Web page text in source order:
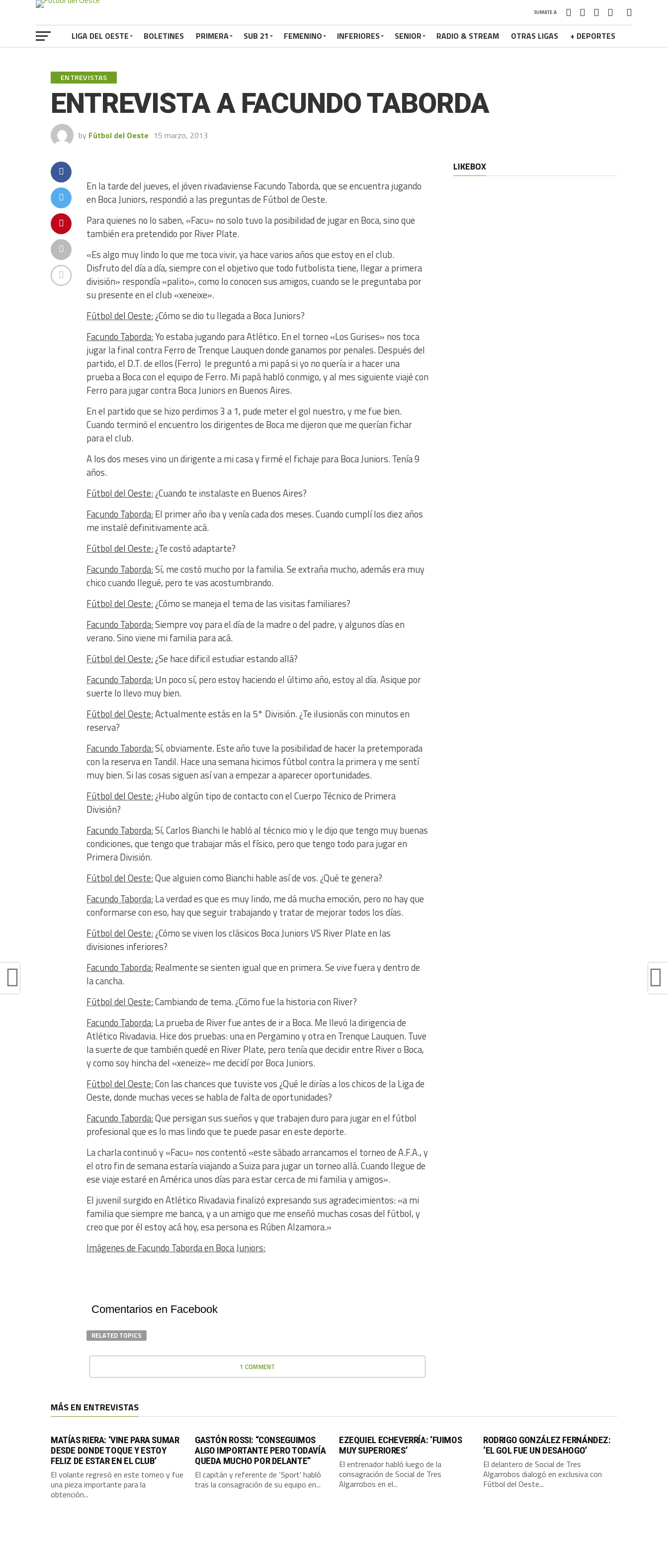
SUMATE A
LIGA DEL OESTE BOLETINES PRIMERA SUB 21 FEMENINO INFERIORES SENIOR RADIO & STREAM OTRAS LIGAS + DEPORTES
ENTREVISTAS
ENTREVISTA A FACUNDO TABORDA
by Fútbol del Oeste 15 marzo, 2013
En la tarde del jueves, el jóven rivadaviense Facundo Taborda, que se encuentra jugando
en Boca Juniors, respondió a las preguntas de Fútbol de Oeste.
Para quienes no lo saben, «Facu» no solo tuvo la posibilidad de jugar en Boca, sino que
también era pretendido por River Plate.
«Es algo muy lindo lo que me toca vivir, ya hace varios años que estoy en el club.
Disfruto del día a día, siempre con el objetivo que todo futbolista tiene, llegar a primera
división» respondía «palito», como lo conocen sus amigos, cuando se le preguntaba por
su presente en el club «xeneixe».
Fútbol del Oeste:¿Cómo se dio tu llegada a Boca Juniors?
Facundo Taborda:Yo estaba jugando para Atlético. En el torneo «Los Gurises» nos toca
jugar la final contra Ferro de Trenque Lauquen donde ganamos por penales. Después del
partido, el D.T. de ellos (Ferro) le preguntó a mi papá si yo no quería ir a hacer una
prueba a Boca con el equipo de Ferro. Mi papá habló conmigo, y al mes siguiente viajé con
Ferro para jugar contra Boca Juniors en Buenos Aires.
En el partido que se hizo perdimos 3 a 1, pude meter el gol nuestro, y me fue bien.
Cuando terminó el encuentro los dirigentes de Boca me dijeron que me querían fichar
para el club.
A los dos meses vino un dirigente a mi casa y firmé el fichaje para Boca Juniors. Tenía 9
años.
Fútbol del Oeste:¿Cuando te instalaste en Buenos Aires?
Facundo Taborda:El primer año iba y venía cada dos meses. Cuando cumplí los diez años
me instalé definitivamente acá.
Fútbol del Oeste:¿Te costó adaptarte?
Facundo Taborda:Sí, me costó mucho por la familia. Se extraña mucho, además era muy
chico cuando llegué, pero te vas acostumbrando.
Fútbol del Oeste:¿Cómo se maneja el tema de las visitas familiares?
Facundo Taborda:Siempre voy para el día de la madre o del padre, y algunos días en
verano. Sino viene mi familia para acá.
Fútbol del Oeste:¿Se hace dificil estudiar estando allá?
Facundo Taborda:Un poco sí, pero estoy haciendo el último año, estoy al día. Asique por
suerte lo llevo muy bien.
Fútbol del Oeste:Actualmente estás en la 5° División. ¿Te ilusionás con minutos en
reserva?
Facundo Taborda:Sí, obviamente. Este año tuve la posibilidad de hacer la pretemporada
con la reserva en Tandil. Hace una semana hicimos fútbol contra la primera y me sentí
muy bien. Si las cosas siguen así van a empezar a aparecer oportunidades.
Fútbol del Oeste:¿Hubo algún tipo de contacto con el Cuerpo Técnico de Primera
División?
Facundo Taborda:Sí, Carlos Bianchi le habló al técnico mio y le dijo que tengo muy buenas
condiciones, que tengo que trabajar más el físico, pero que tengo todo para jugar en
Primera División.
Fútbol del Oeste:Que alguien como Bianchi hable así de vos. ¿Qué te genera?
Facundo Taborda:La verdad es que es muy lindo, me dá mucha emoción, pero no hay que
conformarse con eso, hay que seguir trabajando y tratar de mejorar todos los días.
Fútbol del Oeste:¿Cómo se viven los clásicos Boca Juniors VS River Plate en las
divisiones inferiores?
Facundo Taborda:Realmente se sienten igual que en primera. Se vive fuera y dentro de
la cancha.
Fútbol del Oeste:Cambiando de tema. ¿Cómo fue la historia con River?
Facundo Taborda:La prueba de River fue antes de ir a Boca. Me llevó la dirigencia de
Atlético Rivadavia. Hice dos pruebas: una en Pergamino y otra en Trenque Lauquen. Tuve
la suerte de que también quedé en River Plate, pero tenía que decidir entre River o Boca,
y como soy hincha del «xeneize» me decidí por Boca Juniors.
Fútbol del Oeste:Con las chances que tuviste vos ¿Qué le dirías a los chicos de la Liga de
Oeste, donde muchas veces se habla de falta de oportunidades?
Facundo Taborda:Que persigan sus sueños y que trabajen duro para jugar en el fútbol
profesional que es lo mas lindo que te puede pasar en este deporte.
La charla continuó y «Facu» nos contentó «este sábado arrancamos el torneo de A.F.A., y
el otro fin de semana estaría viajando a Suiza para jugar un torneo allá. Cuando llegue de
ese viaje estaré en América unos días para estar cerca de mi familia y amigos».
El juvenil surgido en Atlético Rivadavia finalizó expresando sus agradecimientos: «a mi
familia que siempre me banca, y a un amigo que me enseñó muchas cosas del fútbol, y
creo que por él estoy acá hoy, esa persona es Rúben Alzamora.»
Imágenes de Facundo Taborda en Boca Juniors:
Comentarios en Facebook
RELATED TOPICS
1 COMMENT
LIKEBOX
MÁS EN ENTREVISTAS
MATÍAS RIERA: ‘VINE PARA SUMAR
DESDE DONDE TOQUE Y ESTOY
FELIZ DE ESTAR EN EL CLUB’
El volante regresó en este torneo y fue
una pieza importante para la
obtención...
GASTÓN ROSSI: “CONSEGUIMOS
ALGO IMPORTANTE PERO TODAVÍA
QUEDA MUCHO POR DELANTE”
El capitán y referente de ‘Sport’ habló
tras la consagración de su equipo en...
EZEQUIEL ECHEVERRÍA: ‘FUIMOS
MUY SUPERIORES’
El entrenador habló luego de la
consagración de Social de Tres
Algarrobos en el...
RODRIGO GONZÁLEZ FERNÁNDEZ:
‘EL GOL FUE UN DESAHOGO’
El delantero de Social de Tres
Algarrobos dialogó en exclusiva con
Fútbol del Oeste...